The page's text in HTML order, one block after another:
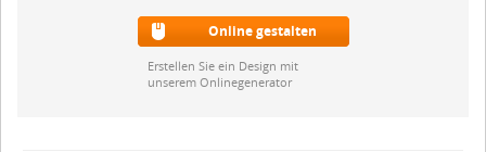
Online gestalten
Erstellen Sie ein Design mit
unserem Onlinegenerator